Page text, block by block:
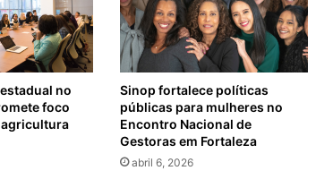
no
foco
agricultura
Sinop fortalece políticas
públicas para mulheres no
Encontro Nacional de
Gestoras em Fortaleza
abril 6, 2026